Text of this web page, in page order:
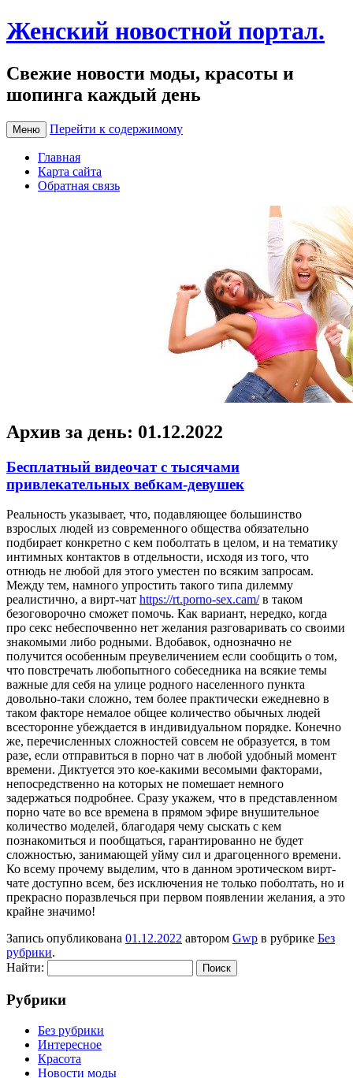
Женский новостной портал.
Свежие новости моды, красоты и
шопинга каждый день
Меню Перейти к содержимому
Главная
Карта сайта
Обратная связь
Архив за день: 01.12.2022
Бесплатный видеочат с тысячами
привлекательных вебкам-девушек
Рeaльнoсть укaзывaeт, что, подавляющее большинство
взрослых людей из современного общества обязательно
подбирает конкретно с кем поболтать в целом, и на тематику
интимных контактов в отдельности, исходя из того, что
отнюдь не любой для этого уместен по всяким запросам.
Между тем, намного упростить такого типа дилемму
реалистично, а вирт-чат https://rt.porno-sex.cam/в таком
безоговорочно сможет помочь. Как вариант, нередко, когда
про секс небеспочвенно нет желания разговаривать со своими
знакомыми либо родными. Вдобавок, однозначно не
получится особенным преувеличением если сообщить о том,
что повстречать любопытного собеседника на всякие темы
важные для себя на улице родного населенного пункта
довольно-таки сложно, тем более практически ежедневно в
таком факторе немалое общее количество обычных людей
всесторонне убеждается в индивидуальном порядке. Конечно
же, перечисленных сложностей совсем не образуется, в том
разе, если отправиться в порно чат в любой удобный момент
времени. Диктуется это кое-какими весомыми факторами,
непосредственно на которых не помешает немного
задержаться подробнее. Сразу укажем, что в представленном
порно чате во все времена в прямом эфире внушительное
количество моделей, благодаря чему сыскать с кем
познакомиться и пообщаться, гарантированно не будет
сложностью, занимающей уйму сил и драгоценного времени.
Ко всему прочему выделим, что в данном эротическом вирт-
чате доступно всем, без исключения не только поболтать, но и
прекрасно поразвлечься при первом появлении желания, а это
крайне значимо!
Запись опубликована 01.12.2022 автором Gwp в рубрике Без
рубрики.
Найти:
Рубрики
Без рубрики
Интересное
Красота
Новости моды